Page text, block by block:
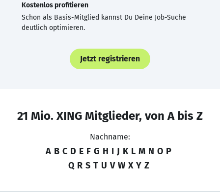
Kostenlos profitieren
Schon als Basis-Mitglied kannst Du Deine Job-Suche
deutlich optimieren.
Jetzt registrieren
21 Mio. XING Mitglieder, von A bis Z
Nachname:
A B C D E F G H I J K L M N O P
Q R S T U V W X Y Z